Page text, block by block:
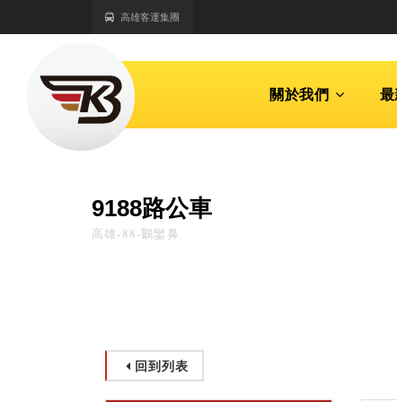
高雄客運集團
關於我們
9188路公車
高雄-88-鵝鑾鼻
回到列表